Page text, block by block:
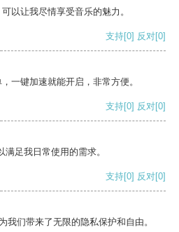
以让我尽情享受音乐的魅力。
支持[0] 反对[0]
一键加速就能开启，非常方便。
支持[0] 反对[0]
足我日常使用的需求。
支持[0] 反对[0]
我们带来了无限的隐私保护和自由。